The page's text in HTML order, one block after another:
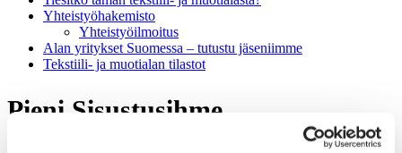
Yhteistyö­hakemisto
Yhteistyöilmoitus
Alan yritykset Suomessa – tutustu jäseniimme
Tekstiili- ja muotialan tilastot
Pieni Sisustusihme